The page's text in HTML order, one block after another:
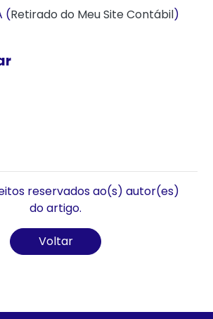
(Retirado do Meu Site Contábil)
reservados ao(s) autor(es)
do artigo.
Voltar